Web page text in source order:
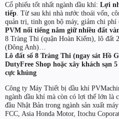
Cổ phiếu tốt nhất ngành dầu khí: Lợi
tiếp . Từ sau khi nhà nước thoái vốn,
quản trị, tinh gọn bộ máy, giảm chi phí
PVM nổi tiếng nắm giữ nhiều đất
8 Tràng Thi (quận Hoàn Kiếm), lô đất
(Đông Anh)…
Lô đất số 8 Tràng Thi (ngay sát Hồ
DutyFree Shop hoặc xây khách sạn
cực khủng
Công ty Máy Thiết bị dầu khí
ngành dầu khí mà còn có lợi thế lớn là
đầu Nhật Bản trong ngành sản xuất
FCC, Asia Honda Motor, Itochu